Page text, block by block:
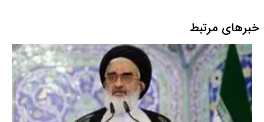
خبرهای مرتبط